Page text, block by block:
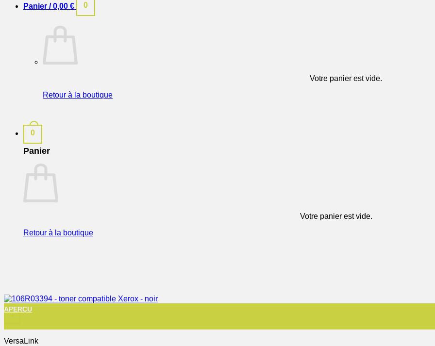
Panier /0,00 € 0
Votre panier est vide.
Retour à la boutique
0
Panier
Votre panier est vide.
Retour à la boutique
+
APERÇU
VersaLink